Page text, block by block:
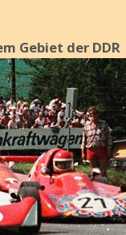
Gebiet der DDR